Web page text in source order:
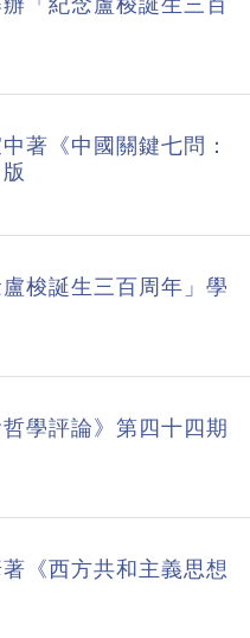
著《中國關鍵七問：
梭誕生三百周年」學
學評論》第四十四期
《西方共和主義思想